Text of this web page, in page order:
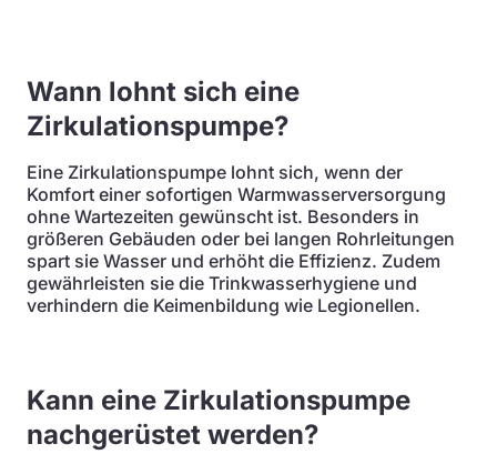
Wann lohnt sich eine
Zirkulationspumpe?
Eine Zirkulationspumpe lohnt sich, wenn der
Komfort einer sofortigen Warmwasserversorgung
ohne Wartezeiten gewünscht ist. Besonders in
größeren Gebäuden oder bei langen Rohrleitungen
spart sie Wasser und erhöht die Effizienz. Zudem
gewährleisten sie die Trinkwasserhygiene und
verhindern die Keimenbildung wie Legionellen.
Kann eine Zirkulationspumpe
nachgerüstet werden?